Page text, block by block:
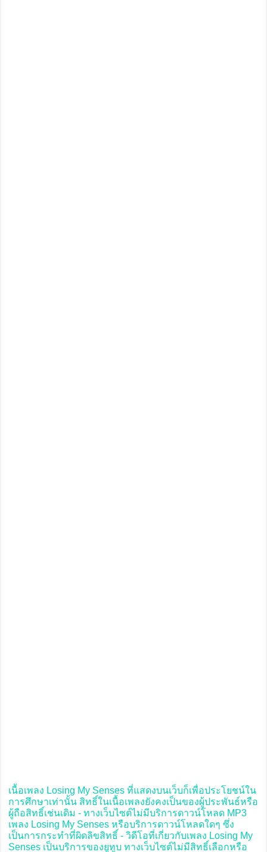
เนื้อเพลง Losing My Senses ที่แสดงบนเว็บก็เพื่อประโยชน์ใน
การศึกษาเท่านั้น สิทธิ์ในเนื้อเพลงยังคงเป็นของผู้ประพันธ์หรือ
ผู้ถือสิทธิ์เช่นเดิม - ทางเว็บไซต์ไม่มีบริการดาวน์โหลด MP3
เพลง Losing My Senses หรือบริการดาวน์โหลดใดๆ ซึ่ง
เป็นการกระทำที่ผิดลิขสิทธิ์ - วิดีโอที่เกี่ยวกับเพลง Losing My
Senses เป็นบริการของยูทูบ ทางเว็บไซต์ไม่มีสิทธิ์เลือกหรือ